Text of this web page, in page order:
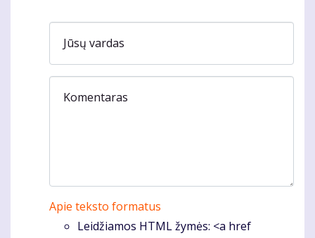
Jūsų vardas
Komentaras
Apie teksto formatus
Leidžiamos HTML žymės: <a href